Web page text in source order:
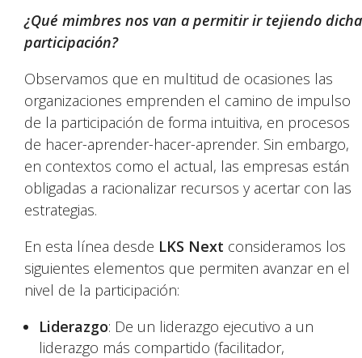
¿Qué mimbres nos van a permitir ir tejiendo dicha
participación?
Observamos que en multitud de ocasiones las
organizaciones emprenden el camino de impulso
de la participación de forma intuitiva, en procesos
de hacer-aprender-hacer-aprender. Sin embargo,
en contextos como el actual, las empresas están
obligadas a racionalizar recursos y acertar con las
estrategias.
En esta línea desde LKS Next consideramos los
siguientes elementos que permiten avanzar en el
nivel de la participación:
Liderazgo: De un liderazgo ejecutivo a un
liderazgo más compartido (facilitador,